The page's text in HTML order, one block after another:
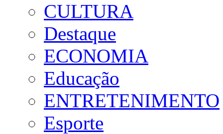
CULTURA
Destaque
ECONOMIA
Educação
ENTRETENIMENTO
Esporte